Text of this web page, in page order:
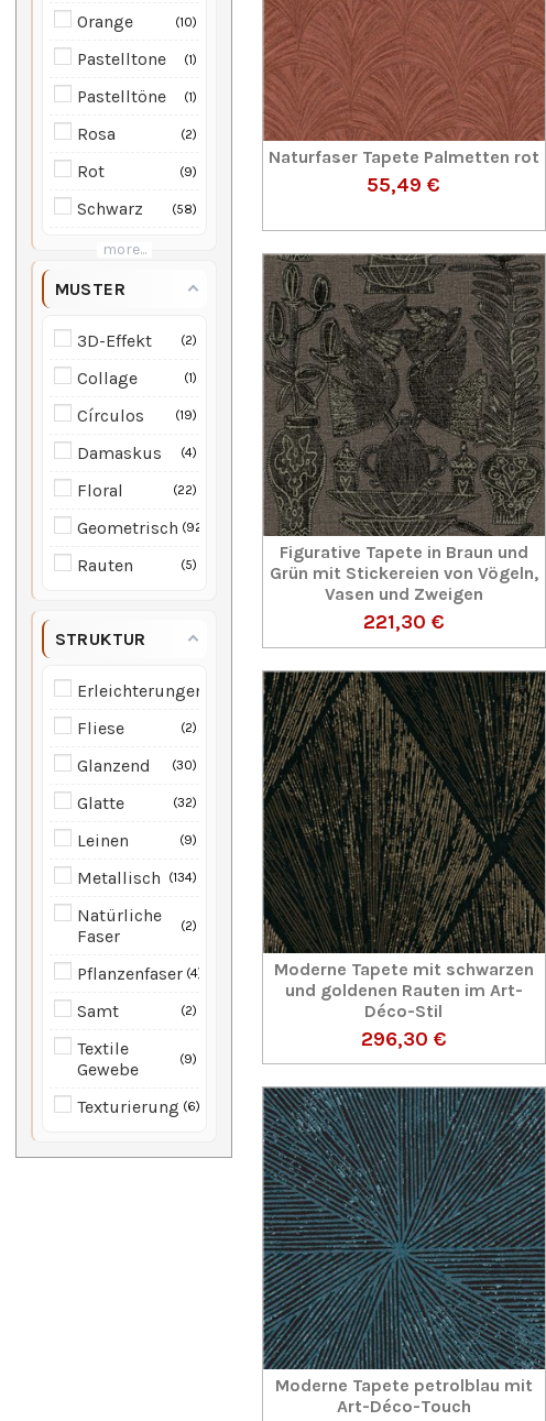
Naturfaser Tapete Palmetten rot
55,49 €
Figurative Tapete in Braun und
Grün mit Stickereien von Vögeln,
Vasen und Zweigen
221,30 €
Moderne Tapete mit schwarzen
und goldenen Rauten im Art-
Déco-Stil
296,30 €
Moderne Tapete petrolblau mit
Art-Déco-Touch
Orange 10
Pastelltone 1
Pastelltöne 1
Rosa 2
Rot 9
Schwarz 58
more...
MUSTER
3D-Effekt 2
Collage 1
Círculos 19
Damaskus 4
Floral 22
Geometrisch 92
Rauten 5
STRUKTUR
Erleichterungen
Fliese 2
Glanzend 30
Glatte 32
Leinen 9
Metallisch 134
Natürliche
Faser
2
Pflanzenfaser 4
Samt 2
Textile
Gewebe
9
Texturierung 6